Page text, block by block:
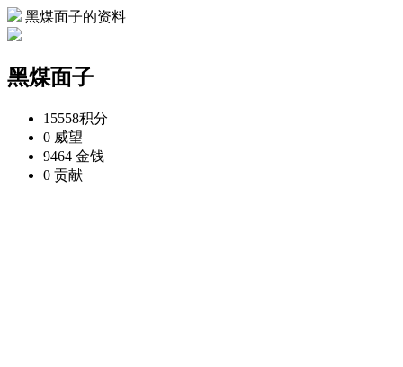
黑煤面子的资料
黑煤面子
15558积分
0 威望
9464 金钱
0 贡献